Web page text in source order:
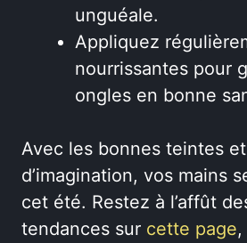
unguéale.
Appliquez
nourrissantes pour
ongles en bonne
Avec les bonnes teintes
d’imagination, vos mains
cet été. Restez à l’affût
tendances sur cette page